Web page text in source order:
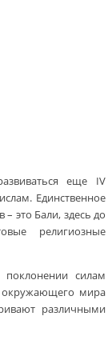
еще IV
Единственное
это Бали, здесь до
религиозные
силам
окружающего мира
различными